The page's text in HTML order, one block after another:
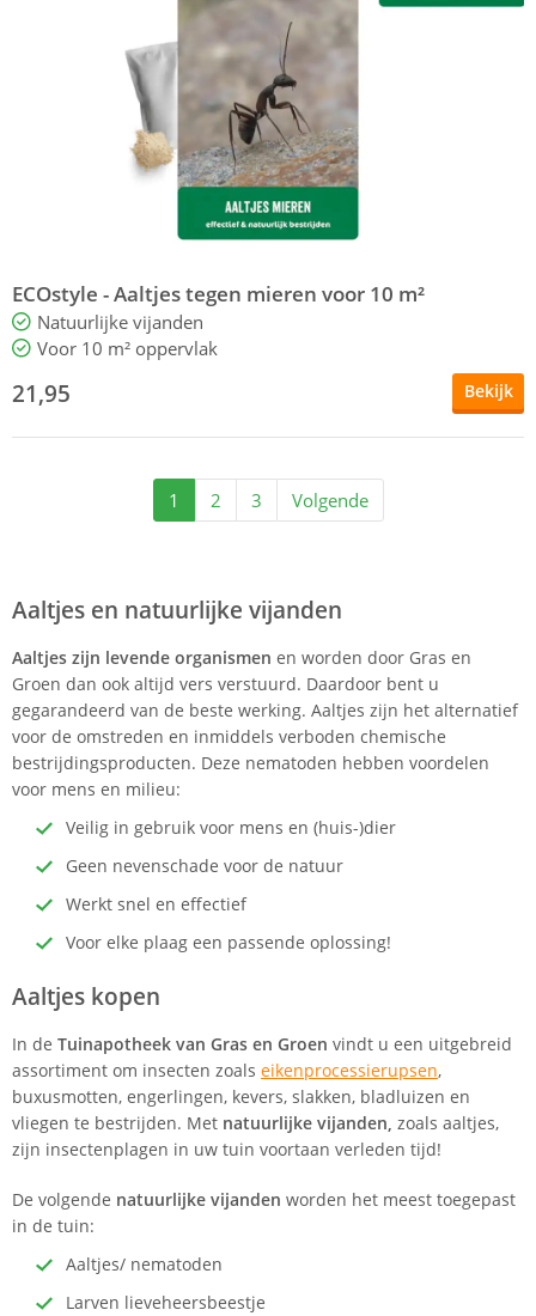
ECOstyle - Aaltjes tegen mieren voor 10 m²
Natuurlijke vijanden
Voor 10 m² oppervlak
21,95 Bekijk
1 2 3 Volgende
Aaltjes en natuurlijke vijanden
Aaltjes zijn levende organismen en worden door Gras en
Groen dan ook altijd vers verstuurd. Daardoor bent u
gegarandeerd van de beste werking. Aaltjes zijn het alternatief
voor de omstreden en inmiddels verboden chemische
bestrijdingsproducten. Deze nematoden hebben voordelen
voor mens en milieu:
Veilig in gebruik voor mens en (huis-)dier
Geen nevenschade voor de natuur
Werkt snel en effectief
Voor elke plaag een passende oplossing!
Aaltjes kopen
In de Tuinapotheek van Gras en Groen vindt u een uitgebreid
assortiment om insecten zoals eikenprocessierupsen,
buxusmotten, engerlingen, kevers, slakken, bladluizen en
vliegen te bestrijden. Met natuurlijke vijanden, zoals aaltjes,
zijn insectenplagen in uw tuin voortaan verleden tijd!
De volgende natuurlijke vijanden worden het meest toegepast
in de tuin:
Aaltjes/ nematoden
Larven lieveheersbeestje